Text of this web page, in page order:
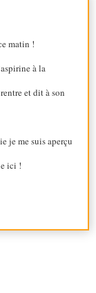
matin !
à la
et dit à son
je me suis aperçu
ici !